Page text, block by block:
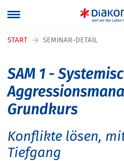
START SEMINAR-DETAIL
SAM 1 -
Grundkurs
Konflikte lösen,
Tiefgang